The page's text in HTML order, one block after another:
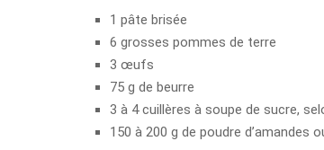
1 pâte brisée
6 grosses pommes de terre
3 œufs
75 g de beurre
3 à 4 cuillères à soupe de sucre,
150 à 200 g de poudre d’amandes